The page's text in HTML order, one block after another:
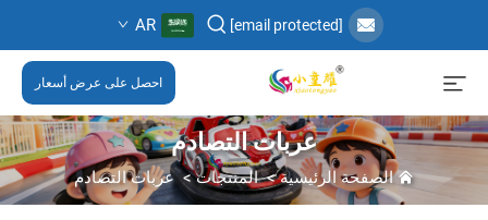
[email protected]
AR
احصل على عرض أسعار
عربات التصادم
الصفحة الرئيسية>المنتجات>عربات التصادم